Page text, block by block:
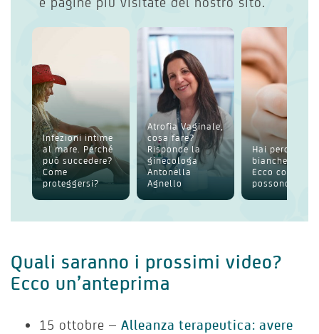
Infezioni intime
al mare. Perché
può succedere?
Come
proteggersi?
Atrofia Vaginale,
cosa fare?
Risponde la
ginecologa
Antonella
Agnello
Hai perdite
bianche
Ecco cosa
possono
Quali saranno i prossimi video?
Ecco un’anteprima
15 ottobre – Alleanza terapeutica: avere